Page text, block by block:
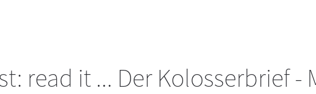
read it ... Der Kolosserbrief -